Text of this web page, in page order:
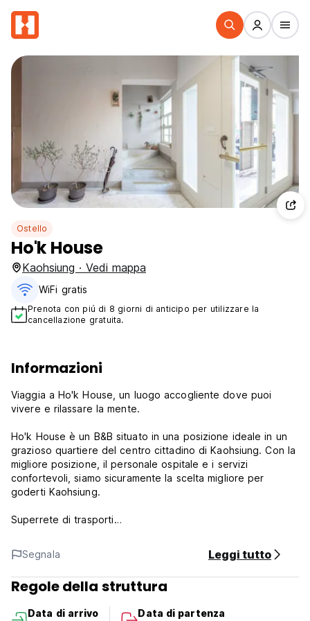
Ostello
Ho'k House
Kaohsiung · Vedi mappa
WiFi gratis
Prenota con piú di 8 giorni di anticipo per utilizzare la
cancellazione gratuita.
Informazioni
Viaggia a Ho'k House, un luogo accogliente dove puoi
vivere e rilassare la mente.
Ho'k House è un B&B situato in una posizione ideale in un
grazioso quartiere del centro cittadino di Kaohsiung. Con la
migliore posizione, il personale ospitale e i servizi
confortevoli, siamo sicuramente la scelta migliore per
goderti Kaohsiung.
Superrete di trasporti
Boulevard (sia linea arancione che linea rossa), stazione
degli autobus (direttamente a tutte le principali attrazioni e
luoghi interessanti della città di Kaohsiung) e alla stazione
di noleggio C-BIKE.
Amichevole per i viaggiatori
Segnala Leggi tutto
Regole della struttura
Data di arrivo
Data di partenza